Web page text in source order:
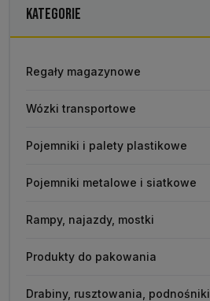
KATEGORIE
Regały magazynowe
Wózki transportowe
Pojemniki i palety plastikowe
Pojemniki metalowe i siatkowe
Rampy, najazdy, mostki
Produkty do pakowania
Drabiny, rusztowania, podnośniki